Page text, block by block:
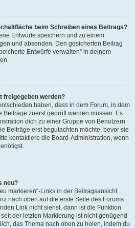
beim Schreiben eines Beitrags?
Entwürfe speichern und zu einem
und absenden. Den gesicherten Beitrag
Entwürfe verwalten“ in deinem
freigegeben werden?
haben, dass in dem Forum, in dem
Beiträge zuerst geprüft werden müssen. Es
dich zu einer Gruppe von Benutzern
Beiträge erst begutachten möchte, bevor sie
kontaktiere die Board-Administration, wenn
neu?
markieren“-Links in der Beitragsansicht
nach oben auf die erste Seite des Forums
Link nicht siehst, dann ist die Funktion
der letzten Markierung ist nicht genügend
das Thema nach oben zu holen, indem du